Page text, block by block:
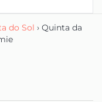
do Sol › Quinta da